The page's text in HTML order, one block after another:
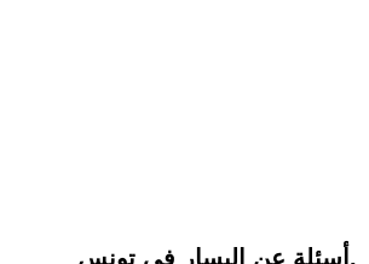
أسئلة عن اليسار في تونس.